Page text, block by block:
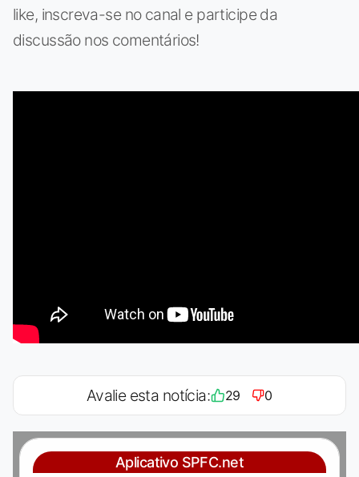
like, inscreva-se no canal e participe da
discussão nos comentários!
Avalie esta notícia: 29 0
Aplicativo SPFC.net